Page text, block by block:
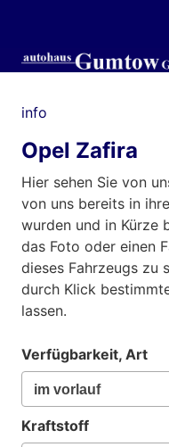
info
Opel Zafira
Hier sehen Sie von
von uns bereits in
wurden und in Kürze
das Foto oder einen
dieses Fahrzeugs zu
durch Klick
lassen.
Verfügbarkeit, Art
Kraftstoff